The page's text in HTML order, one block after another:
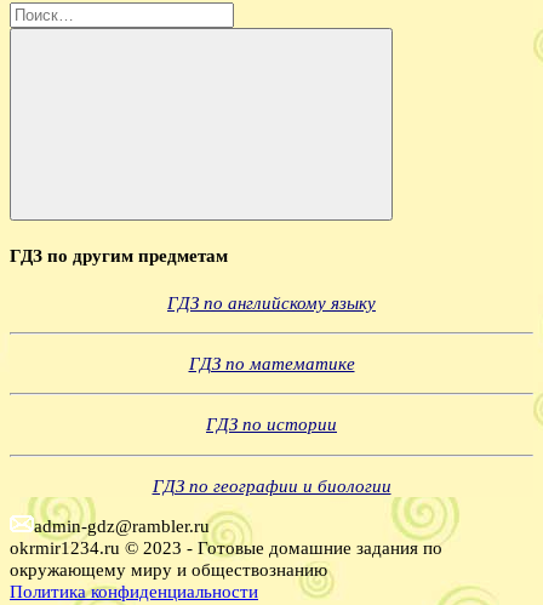
Найти:
Поиск
ГДЗ по другим предметам
ГДЗ по английскому языку
ГДЗ по математике
ГДЗ по истории
ГДЗ по географии и биологии
admin-gdz@rambler.ru
okrmir1234.ru © 2023 - Готовые домашние задания по
окружающему миру и обществознанию
Политика конфиденциальности